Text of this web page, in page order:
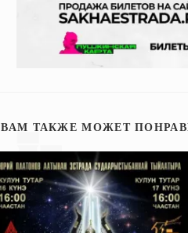
ВАМ ТАКЖЕ МОЖЕТ